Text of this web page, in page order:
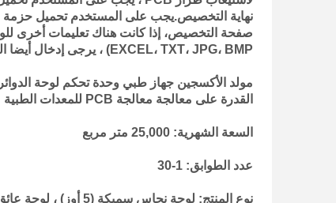
EXCEL، TXT، JPG، BMP) ، يرجى إدخال أيضا الحزمة المضغوطة، حتى نتمكن من مطابقة لوحة الخاص بك 100%.
مولد الأكسجين جهاز طبي وحدة تحكم لوحة الدوائر pcba تطوير البرنامج
القدرة على معالجة معالجة PCB للمعدات الطبية
السعة الشهرية: 25,000 متر مربع
عدد الطوابق: 1-30